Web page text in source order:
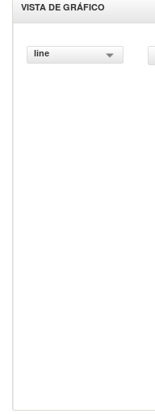
VISTA DE GRÁFICO
line